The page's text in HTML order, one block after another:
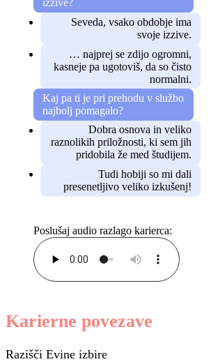
izzive?
Seveda, vsako obdobje ima
svoje izzive.
… najprej se zdijo ogromni,
kasneje pa ugotoviš, da so čisto
normalni.
Kaj pa ti je pri prehodu v službo
najbolj pomagalo?
Dobra osnova in veliko
raznolikih priložnosti, ki sem jih
pridobila že med študijem.
Tudi hobiji so mi dali
presenetljivo veliko izkušenj!
Poslušaj audio razlago karierca:
Karierne povezave
Razišči Evine izbire